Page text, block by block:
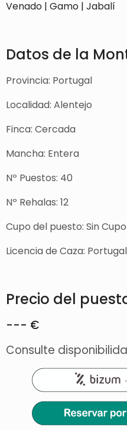
Venado | Gamo | Jabalí
Datos de la
Provincia: Portugal
Localidad: Alentejo
Finca: Cercada
Mancha: Entera
Nº Puestos: 40
Nº Rehalas: 12
Cupo del puesto: Sin Cupo
Licencia de Caza: Portugal
Precio del
--- €
Consulte